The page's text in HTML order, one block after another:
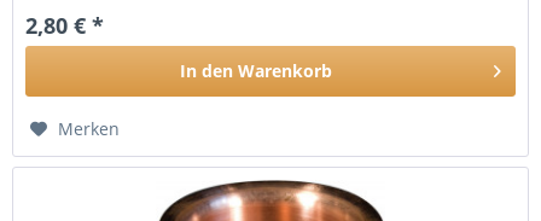
2,80 € *
In den Warenkorb
Merken